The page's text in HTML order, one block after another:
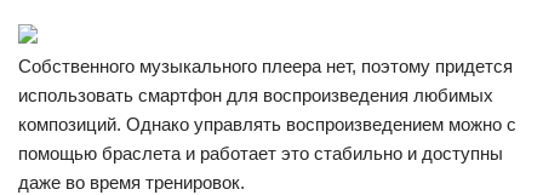
Собственного музыкального плеера нет, поэтому придется
использовать смартфон для воспроизведения любимых
композиций. Однако управлять воспроизведением можно с
помощью браслета и работает это стабильно и доступны
даже во время тренировок.